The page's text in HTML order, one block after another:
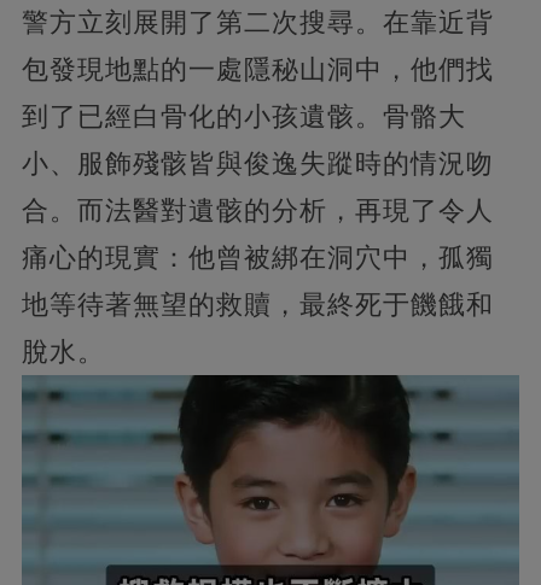
警方立刻展開了第二次搜尋。在靠近背
包發現地點的一處隱秘山洞中，他們找
到了已經白骨化的小孩遺骸。骨骼大
小、服飾殘骸皆與俊逸失蹤時的情況吻
合。而法醫對遺骸的分析，再現了令人
痛心的現實：他曾被綁在洞穴中，孤獨
地等待著無望的救贖，最終死于饑餓和
脫水。